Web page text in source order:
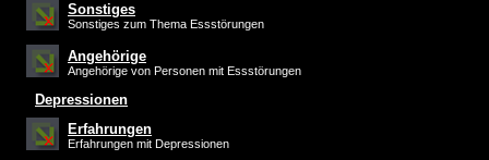
Sonstiges
Sonstiges zum Thema Essstörungen
Angehörige
Angehörige von Personen mit Essstörungen
Depressionen
Erfahrungen
Erfahrungen mit Depressionen